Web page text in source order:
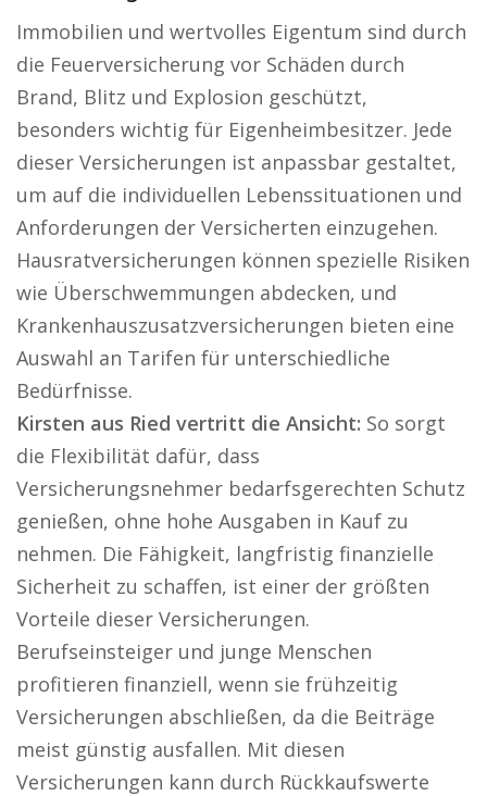
Immobilien und wertvolles Eigentum sind durch
die Feuerversicherung vor Schäden durch
Brand, Blitz und Explosion geschützt,
besonders wichtig für Eigenheimbesitzer. Jede
dieser Versicherungen ist anpassbar gestaltet,
um auf die individuellen Lebenssituationen und
Anforderungen der Versicherten einzugehen.
Hausratversicherungen können spezielle Risiken
wie Überschwemmungen abdecken, und
Krankenhauszusatzversicherungen bieten eine
Auswahl an Tarifen für unterschiedliche
Bedürfnisse.
Kirsten aus Ried vertritt die Ansicht: So sorgt
die Flexibilität dafür, dass
Versicherungsnehmer bedarfsgerechten Schutz
genießen, ohne hohe Ausgaben in Kauf zu
nehmen. Die Fähigkeit, langfristig finanzielle
Sicherheit zu schaffen, ist einer der größten
Vorteile dieser Versicherungen.
Berufseinsteiger und junge Menschen
profitieren finanziell, wenn sie frühzeitig
Versicherungen abschließen, da die Beiträge
meist günstig ausfallen. Mit diesen
Versicherungen kann durch Rückkaufswerte